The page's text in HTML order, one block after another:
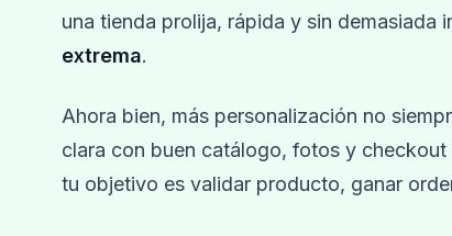
una tienda prolija, rápida y sin demasiada
extrema.
Ahora bien, más personalización no
clara con buen catálogo, fotos y checkout
tu objetivo es validar producto, ganar